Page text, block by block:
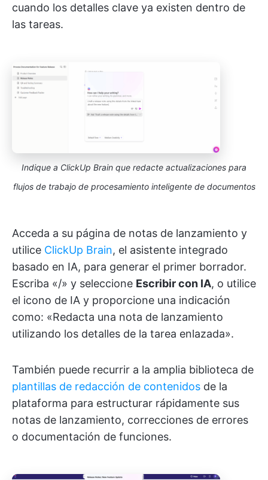
cuando los detalles clave ya existen dentro de
las tareas.
Indique a ClickUp Brain que redacte actualizaciones para
flujos de trabajo de procesamiento inteligente de documentos
Acceda a su página de notas de lanzamiento y
utilice ClickUp Brain, el asistente integrado
basado en IA, para generar el primer borrador.
Escriba «/» y seleccione Escribir con IA, o utilice
el icono de IA y proporcione una indicación
como: «Redacta una nota de lanzamiento
utilizando los detalles de la tarea enlazada».
También puede recurrir a la amplia biblioteca de
plantillas de redacción de contenidos de la
plataforma para estructurar rápidamente sus
notas de lanzamiento, correcciones de errores
o documentación de funciones.